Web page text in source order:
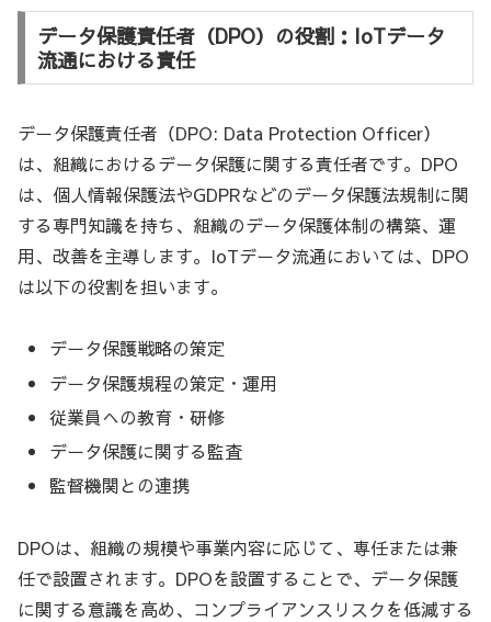
データ保護責任者（DPO）の役割：IoTデータ
流通における責任
データ保護責任者（DPO: Data Protection Officer）
は、組織におけるデータ保護に関する責任者です。DPO
は、個人情報保護法やGDPRなどのデータ保護法規制に関
する専門知識を持ち、組織のデータ保護体制の構築、運
用、改善を主導します。IoTデータ流通においては、DPO
は以下の役割を担います。
データ保護戦略の策定
データ保護規程の策定・運用
従業員への教育・研修
データ保護に関する監査
監督機関との連携
DPOは、組織の規模や事業内容に応じて、専任または兼
任で設置されます。DPOを設置することで、データ保護
に関する意識を高め、コンプライアンスリスクを低減する